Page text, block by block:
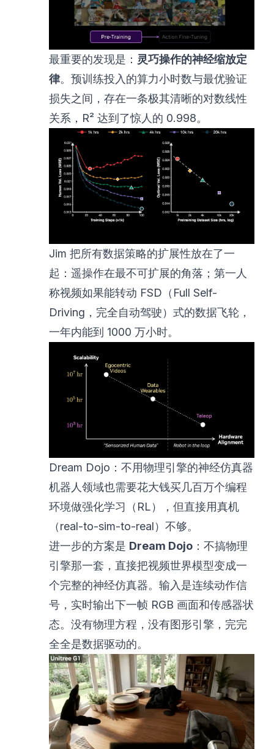
最重要的发现是： 灵巧操作的神经缩放定
律。预训练投入的算力小时数与最优验证
损失之间，存在一条极其清晰的对数线性
关系，R² 达到了惊人的 0.998。
Jim 把所有数据策略的扩展性放在了一
起：遥操作在最不可扩展的角落；第一人
称视频如果能转动 FSD（Full Self-
Driving，完全自动驾驶）式的数据飞轮，
一年内能到 1000 万小时。
Dream Dojo：不用物理引擎的神经仿真器
机器人领域也需要花大钱买几百万个编程
环境做强化学习（RL），但直接用真机
（real-to-sim-to-real）不够。
进一步的方案是 Dream Dojo ：不搞物理
引擎那一套，直接把视频世界模型变成一
个完整的神经仿真器。输入是连续动作信
号，实时输出下一帧 RGB 画面和传感器状
态。没有物理方程，没有图形引擎，完完
全全是数据驱动的。